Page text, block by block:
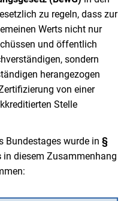
zu regeln, dass zur
Werts nicht nur
und öffentlich
sondern
herangezogen
von einer
Stelle
Bundestages wurde in §
in diesem Zusammenhang